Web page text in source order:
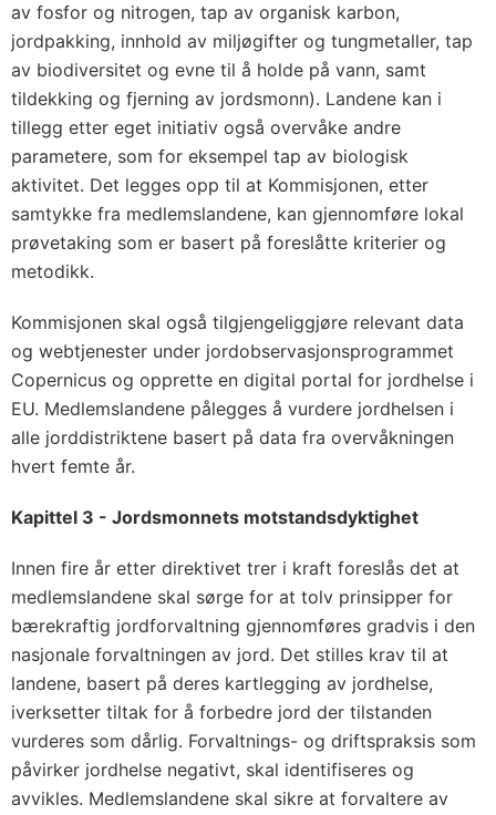
av fosfor og nitrogen, tap av organisk karbon,
jordpakking, innhold av miljøgifter og tungmetaller, tap
av biodiversitet og evne til å holde på vann, samt
tildekking og fjerning av jordsmonn). Landene kan i
tillegg etter eget initiativ også overvåke andre
parametere, som for eksempel tap av biologisk
aktivitet. Det legges opp til at Kommisjonen, etter
samtykke fra medlemslandene, kan gjennomføre lokal
prøvetaking som er basert på foreslåtte kriterier og
metodikk.
Kommisjonen skal også tilgjengeliggjøre relevant data
og webtjenester under jordobservasjonsprogrammet
Copernicus og opprette en digital portal for jordhelse i
EU. Medlemslandene pålegges å vurdere jordhelsen i
alle jorddistriktene basert på data fra overvåkningen
hvert femte år.
Kapittel 3 - Jordsmonnets motstandsdyktighet
Innen fire år etter direktivet trer i kraft foreslås det at
medlemslandene skal sørge for at tolv prinsipper for
bærekraftig jordforvaltning gjennomføres gradvis i den
nasjonale forvaltningen av jord. Det stilles krav til at
landene, basert på deres kartlegging av jordhelse,
iverksetter tiltak for å forbedre jord der tilstanden
vurderes som dårlig. Forvaltnings- og driftspraksis som
påvirker jordhelse negativt, skal identifiseres og
avvikles. Medlemslandene skal sikre at forvaltere av